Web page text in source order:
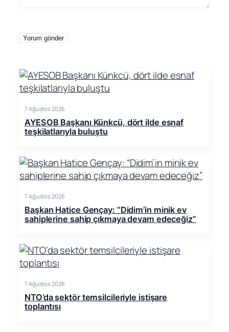
7 Ağustos 2026
AYESOB Başkanı Künkcü, dört ilde esnaf
teşkilatlarıyla buluştu
7 Ağustos 2026
Başkan Hatice Gençay: “Didim’in minik ev
sahiplerine sahip çıkmaya devam edeceğiz”
7 Ağustos 2026
NTO’da sektör temsilcileriyle istişare
toplantısı